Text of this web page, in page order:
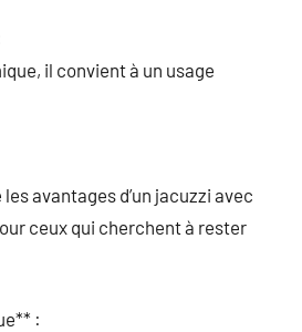
il convient à un usage
avantages d’un jacuzzi avec
ceux qui cherchent à rester
: